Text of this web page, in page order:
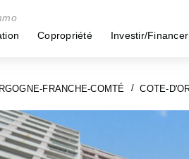
Copropriété Investir/Financer
FRANCHE-COMTÉ COTE-